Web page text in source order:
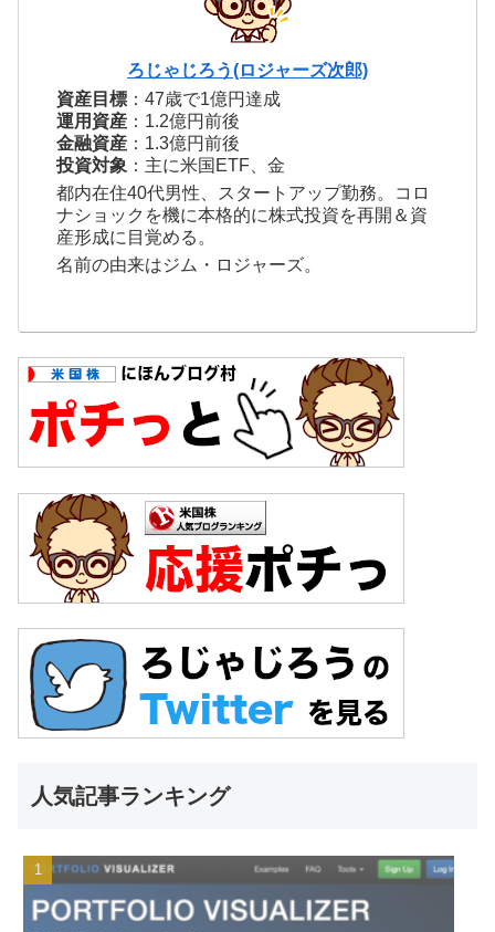
ろじゃじろう(ロジャーズ次郎)
資産目標 ：47歳で1億円達成
運用資産 ：1.2億円前後
金融資産 ：1.3億円前後
投資対象 ：主に米国ETF、金
都内在住40代男性、スタートアップ勤務。コロ
ナショックを機に本格的に株式投資を再開＆資
産形成に目覚める。
名前の由来はジム・ロジャーズ。
人気記事ランキング